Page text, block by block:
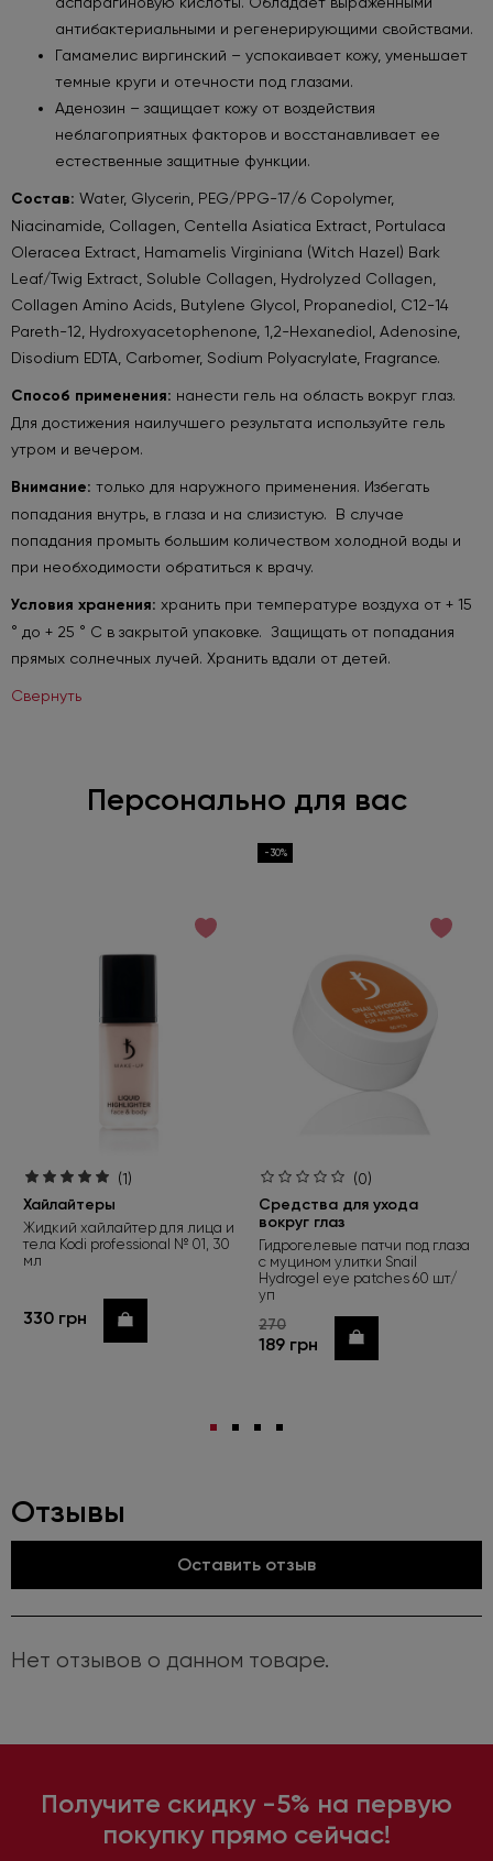
антибактериальными и регенерирующими свойствами.
Гамамелис виргинский – успокаивает кожу, уменьшает
темные круги и отечности под глазами.
Аденозин – защищает кожу от воздействия
неблагоприятных факторов и восстанавливает ее
естественные защитные функции.
Состав: Water, Glycerin, PEG/PPG-17/6 Copolymer,
Niacinamide, Collagen, Centella Asiatica Extract, Portulaca
Oleracea Extract, Hamamelis Virginiana (Witch Hazel) Bark
Leaf/Twig Extract, Soluble Collagen, Hydrolyzed Collagen,
Collagen Amino Acids, Butylene Glycol, Propanediol, C12-14
Pareth-12, Hydroxyacetophenone, 1,2-Hexanediol, Adenosine,
Disodium EDTA, Carbomer, Sodium Polyacrylate, Fragrance.
Способ применения: нанести гель на область вокруг глаз.
Для достижения наилучшего результата используйте гель
утром и вечером.
Внимание: только для наружного применения. Избегать
попадания внутрь, в глаза и на слизистую. В случае
попадания промыть большим количеством холодной воды и
при необходимости обратиться к врачу.
Условия хранения: хранить при температуре воздуха от + 15
° до + 25 ° С в закрытой упаковке. Защищать от попадания
прямых солнечных лучей. Хранить вдали от детей.
Свернуть
Персонально для вас
(1)
Хайлайтеры
Жидкий хайлайтер для лица и
тела Kodi professional № 01, 30
мл
330 грн Купить
-30%
(0)
Средства для ухода
вокруг глаз
Гидрогелевые патчи под глаза
с муцином улитки Snail
Hydrogel eye patches 60 шт/
уп
270
189 грн Купить
Отзывы
Оставить отзыв
Нет отзывов о данном товаре.
Получите скидку -5% на первую
покупку прямо сейчас!